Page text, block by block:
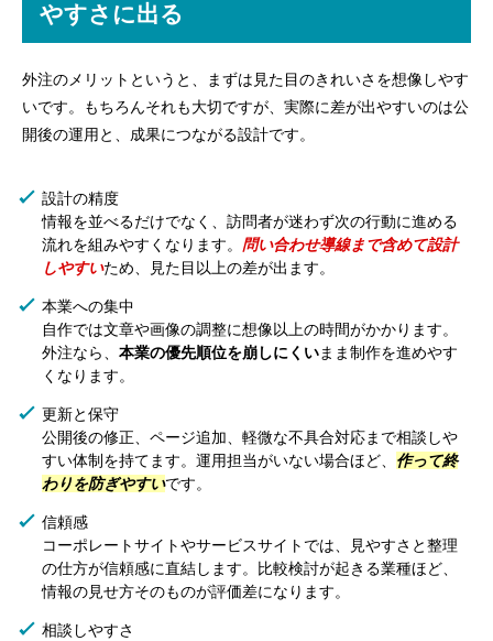
やすさに出る
外注のメリットというと、まずは見た目のきれいさを想像しやす
いです。もちろんそれも大切ですが、実際に差が出やすいのは公
開後の運用と、成果につながる設計です。
設計の精度
情報を並べるだけでなく、訪問者が迷わず次の行動に進める
流れを組みやすくなります。 問い合わせ導線まで含めて設計
しやすいため、見た目以上の差が出ます。
本業への集中
自作では文章や画像の調整に想像以上の時間がかかります。
外注なら、本業の優先順位を崩しにくいまま制作を進めやす
くなります。
更新と保守
公開後の修正、ページ追加、軽微な不具合対応まで相談しや
すい体制を持てます。運用担当がいない場合ほど、 作って終
わりを防ぎやすいです。
信頼感
コーポレートサイトやサービスサイトでは、見やすさと整理
の仕方が信頼感に直結します。比較検討が起きる業種ほど、
情報の見せ方そのものが評価差になります。
相談しやすさ